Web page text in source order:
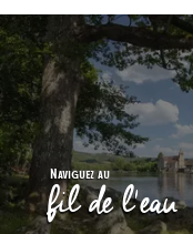
Naviguez au
fil de l'eau